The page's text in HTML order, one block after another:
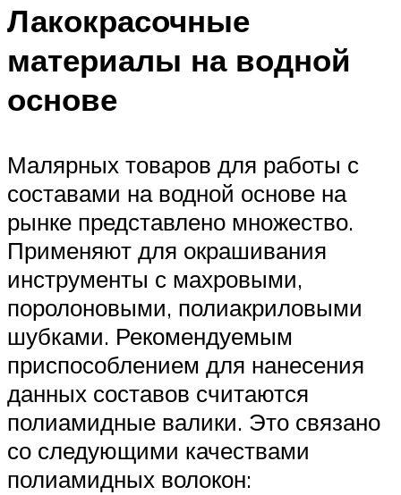
Лакокрасочные
материалы на водной
основе
Малярных товаров для работы с
составами на водной основе на
рынке представлено множество.
Применяют для окрашивания
инструменты с махровыми,
поролоновыми, полиакриловыми
шубками. Рекомендуемым
приспособлением для нанесения
данных составов считаются
полиамидные валики. Это связано
со следующими качествами
полиамидных волокон: